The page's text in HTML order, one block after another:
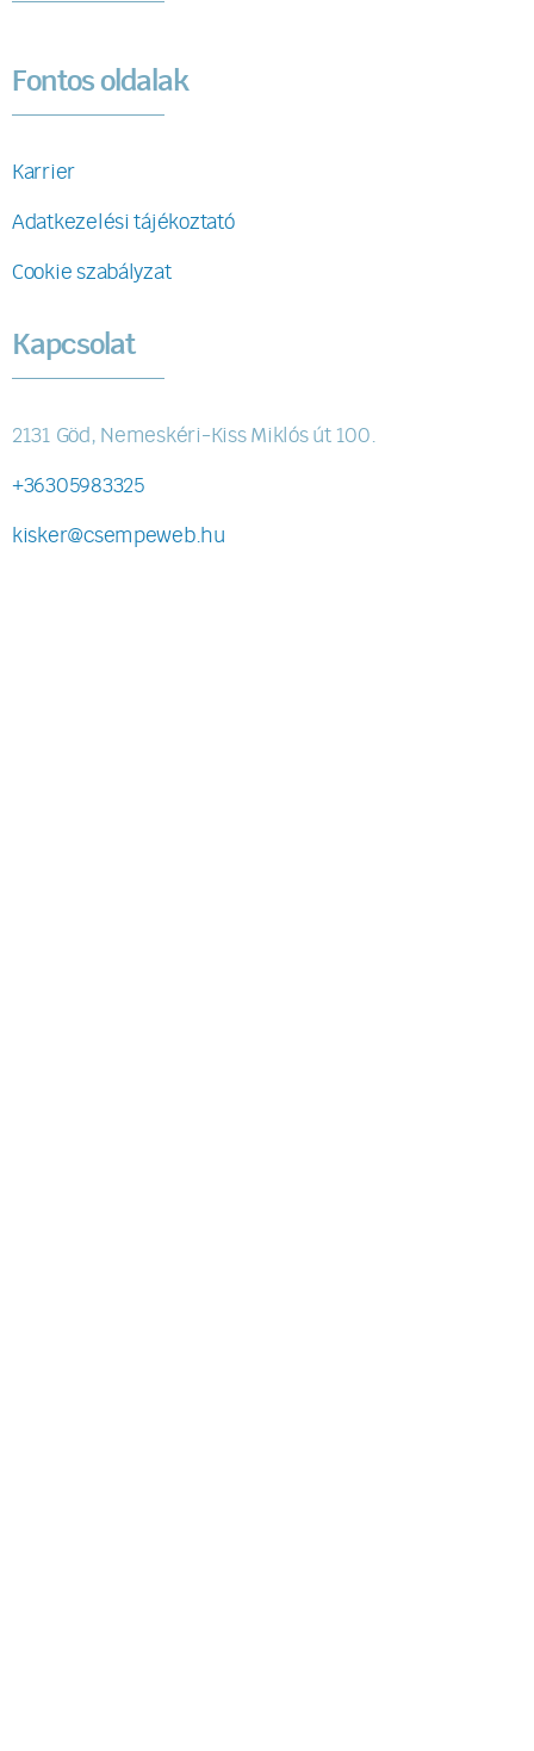
Fontos oldalak
Karrier
Adatkezelési tájékoztató
Cookie szabályzat
Kapcsolat
2131 Göd, Nemeskéri-Kiss Miklós út 100.
+36305983325
kisker@csempeweb.hu